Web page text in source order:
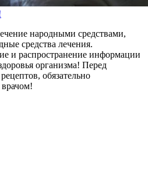
народными средствами,
средства лечения.
и распространение информации
организма! Перед
обязательно